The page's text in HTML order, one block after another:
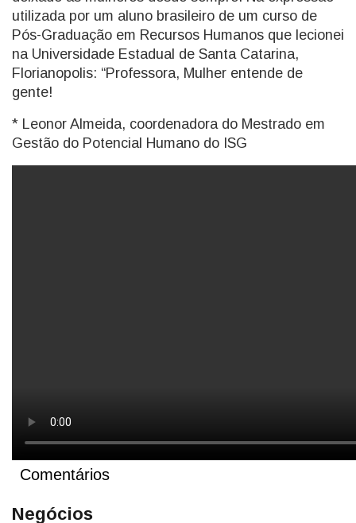
utilizada por um aluno brasileiro de um curso de
Pós-Graduação em Recursos Humanos que lecionei
na Universidade Estadual de Santa Catarina,
Florianopolis: “Professora, Mulher entende de
gente!
* Leonor Almeida, coordenadora do Mestrado em
Gestão do Potencial Humano do ISG
Comentários
Negócios